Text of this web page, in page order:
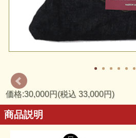
価格:30,000円(税込 33,000円)
商品説明